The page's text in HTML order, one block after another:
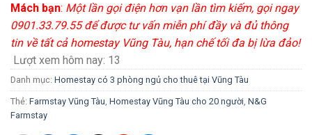
Mách bạn: Một lần gọi điện hơn vạn lần tìm kiếm, gọi ngay
0901.33.79.55 để được tư vấn miễn phí đầy và đủ thông
tin về tất cả homestay Vũng Tàu, hạn chế tối đa bị lừa đảo!
Lượt xem hôm nay: 13
Danh mục: Homestay có 3 phòng ngủ cho thuê tại Vũng Tàu
Thẻ: Farmstay Vũng Tàu Homestay Vũng Tàu cho 20 người N&G
Farmstay